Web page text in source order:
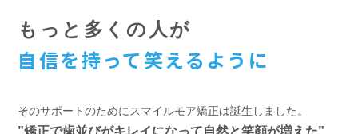
もっと多くの人が
自信を持って笑えるように
そのサポートのためにスマイルモア矯正は誕生しました。
”矯正で歯並びがキレイになって自然と笑顔が増えた”